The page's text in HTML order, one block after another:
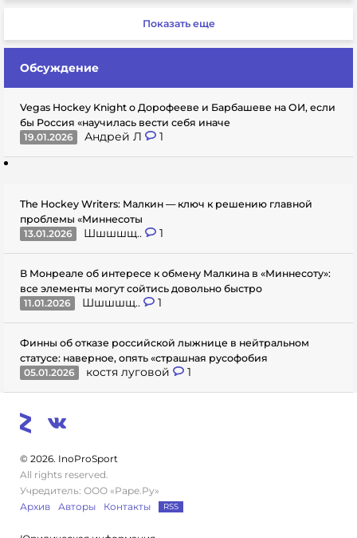
Показать еще
Обсуждение
Vegas Hockey Knight о Дорофееве и Барбашеве на ОИ, если
бы Россия «научилась вести себя иначе
19.01.2026
Андрей Л 1
The Hockey Writers: Малкин — ключ к решению главной
проблемы «Миннесоты
13.01.2026
Шшшшщ.. 1
В Монреале об интересе к обмену Малкина в «Миннесоту»:
все элементы могут сойтись довольно быстро
11.01.2026
Шшшшщ.. 1
Финны об отказе российской лыжнице в нейтральном
статусе: наверное, опять «страшная русофобия
05.01.2026
костя луговой 1
© 2026. InoProSport
All rights reserved.
Учредитель: ООО «Раре.Ру»
Архив
Авторы Контакты RSS